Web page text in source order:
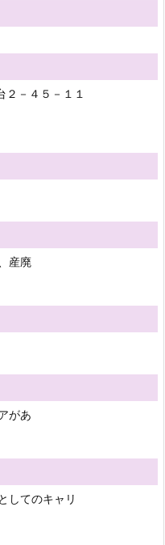
－４５－１１
産廃
があ
してのキャリ